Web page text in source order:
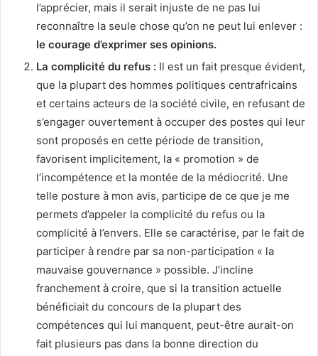
l’apprécier, mais il serait injuste de ne pas lui
reconnaître la seule chose qu’on ne peut lui enlever :
le courage d’exprimer ses opinions.
La complicité du refus : Il est un fait presque évident,
que la plupart des hommes politiques centrafricains
et certains acteurs de la société civile, en refusant de
s’engager ouvertement à occuper des postes qui leur
sont proposés en cette période de transition,
favorisent implicitement, la « promotion » de
l’incompétence et la montée de la médiocrité. Une
telle posture à mon avis, participe de ce que je me
permets d’appeler la complicité du refus ou la
complicité à l’envers. Elle se caractérise, par le fait de
participer à rendre par sa non-participation « la
mauvaise gouvernance » possible. J’incline
franchement à croire, que si la transition actuelle
bénéficiait du concours de la plupart des
compétences qui lui manquent, peut-être aurait-on
fait plusieurs pas dans la bonne direction du